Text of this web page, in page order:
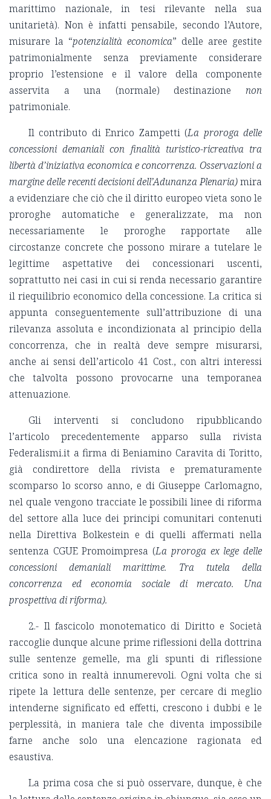
marittimo nazionale, in tesi rilevante nella sua
unitarietà). Non è infatti pensabile, secondo l’Autore,
misurare la “potenzialità economica” delle aree gestite
patrimonialmente senza previamente considerare
proprio l’estensione e il valore della componente
asservita a una (normale) destinazione non
patrimoniale.
Il contributo di Enrico Zampetti (La proroga delle
concessioni demaniali con finalità turistico-ricreativa tra
libertà d’iniziativa economica e concorrenza. Osservazioni a
margine delle recenti decisioni dell’Adunanza Plenaria)mira
a evidenziare che ciò che il diritto europeo vieta sono le
proroghe automatiche e generalizzate, ma non
necessariamente le proroghe rapportate alle
circostanze concrete che possono mirare a tutelare le
legittime aspettative dei concessionari uscenti,
soprattutto nei casi in cui si renda necessario garantire
il riequilibrio economico della concessione. La critica si
appunta conseguentemente sull’attribuzione di una
rilevanza assoluta e incondizionata al principio della
concorrenza, che in realtà deve sempre misurarsi,
anche ai sensi dell’articolo 41 Cost., con altri interessi
che talvolta possono provocarne una temporanea
attenuazione.
Gli interventi si concludono ripubblicando
l’articolo precedentemente apparso sulla rivista
Federalismi.it a firma di Beniamino Caravita di Toritto,
già condirettore della rivista e prematuramente
scomparso lo scorso anno, e di Giuseppe Carlomagno,
nel quale vengono tracciate le possibili linee di riforma
del settore alla luce dei principi comunitari contenuti
nella Direttiva Bolkestein e di quelli affermati nella
sentenza CGUE Promoimpresa (La proroga ex lege delle
concessioni demaniali marittime. Tra tutela della
concorrenza ed economia sociale di mercato. Una
prospettiva di riforma).
2.- Il fascicolo monotematico di Diritto e Società
raccoglie dunque alcune prime riflessioni della dottrina
sulle sentenze gemelle, ma gli spunti di riflessione
critica sono in realtà innumerevoli. Ogni volta che si
ripete la lettura delle sentenze, per cercare di meglio
intenderne significato ed effetti, crescono i dubbi e le
perplessità, in maniera tale che diventa impossibile
farne anche solo una elencazione ragionata ed
esaustiva.
La prima cosa che si può osservare, dunque, è che